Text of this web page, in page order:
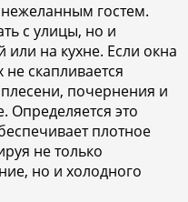
гостем.
с улицы, но и
или на кухне. Если окна
скапливается
почернения и
Определяется это
плотное
не только
но и холодного